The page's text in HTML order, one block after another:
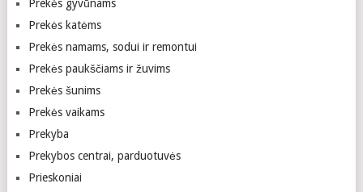
Prekės gyvūnams
Prekės katėms
Prekės namams, sodui ir remontui
Prekės paukščiams ir žuvims
Prekės šunims
Prekės vaikams
Prekyba
Prekybos centrai, parduotuvės
Prieskoniai